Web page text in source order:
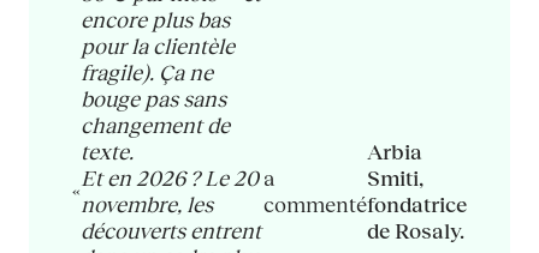
«
encore plus bas
pour la clientèle
fragile). Ça ne
bouge pas sans
changement de
texte.
Et en 2026 ? Le 20
novembre, les
découverts entrent
a
commenté
Arbia
Smiti,
fondatrice
de Rosaly.